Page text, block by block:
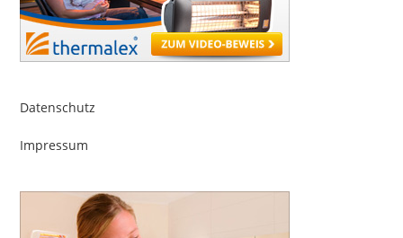
Datenschutz
Impressum